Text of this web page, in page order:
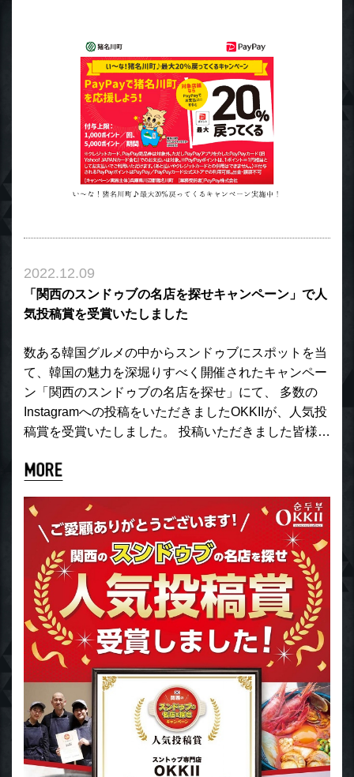
2022.12.09
「関西のスンドゥブの名店を探せキャンペーン」で人
気投稿賞を受賞いたしました
数ある韓国グルメの中からスンドゥブにスポットを当
て、韓国の魅力を深堀りすべく開催されたキャンペー
ン「関西のスンドゥブの名店を探せ」にて、 多数の
Instagramへの投稿をいただきましたOKKIIが、人気投
稿賞を受賞いたしました。 投稿いただきました皆様…